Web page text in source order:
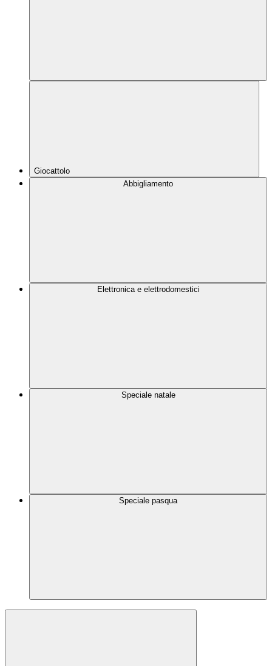
Giocattolo
Abbigliamento
Elettronica e elettrodomestici
Speciale natale
Speciale pasqua